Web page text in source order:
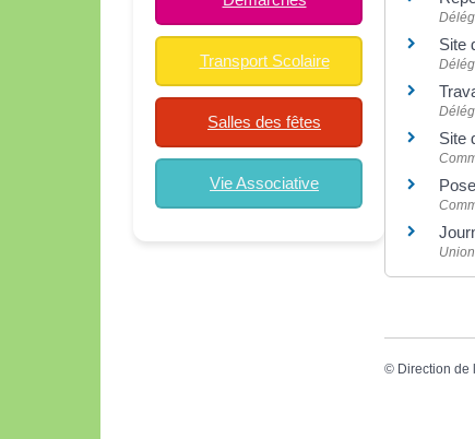
Transport Scolaire
Salles des fêtes
Vie Associative
Site
Site
© Direction de